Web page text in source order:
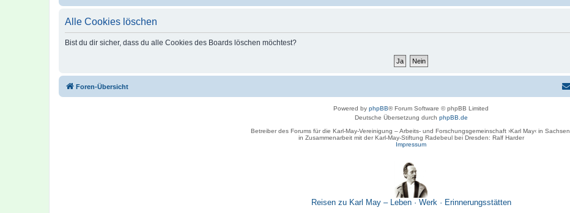
Alle Cookies löschen
Bist du dir sicher, dass du alle Cookies des Boards löschen möchtest?
Foren-Übersicht
Powered by phpBB® Forum Software © phpBB Limited
Deutsche Übersetzung durch phpBB.de
Betreiber des Forums für die Karl-May-Vereinigung – Arbeits- und Forschungsgemeinschaft ›Karl May‹ in Sachsen,
in Zusammenarbeit mit der Karl-May-Stiftung Radebeul bei Dresden: Ralf Harder
Impressum
Reisen zu Karl May – Leben · Werk · Erinnerungsstätten